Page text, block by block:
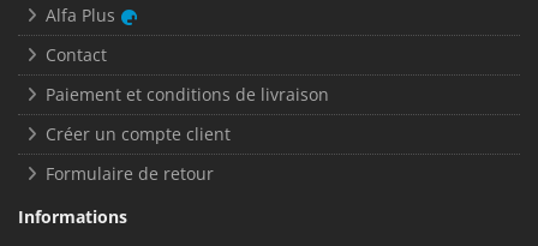
Alfa Plus
Contact
Paiement et conditions de livraison
Créer un compte client
Formulaire de retour
Informations